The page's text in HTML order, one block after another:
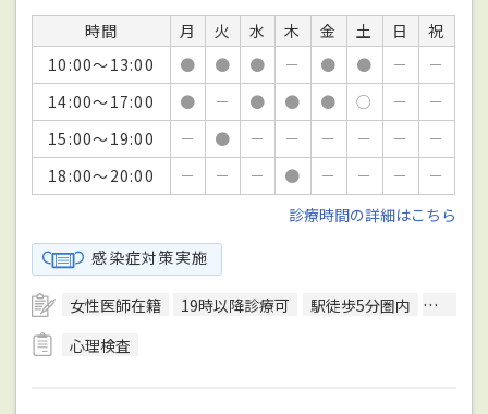
時間 月 火 水 木 金 土 日
祝
10:00～13:00
● ● ● － ● ● －
－
14:00～17:00
● － ● ● ● ○ －
－
15:00～19:00
－ ● － － － － －
－
18:00～20:00
－ － － ● － － －
－
診療時間の詳細はこちら
感染症対策実施
女性医師在籍 19時以降診療可 駅徒歩5分圏内
予約可
心理検査